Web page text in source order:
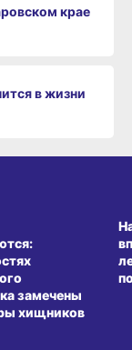
крае
в жизни
замечены
хищников